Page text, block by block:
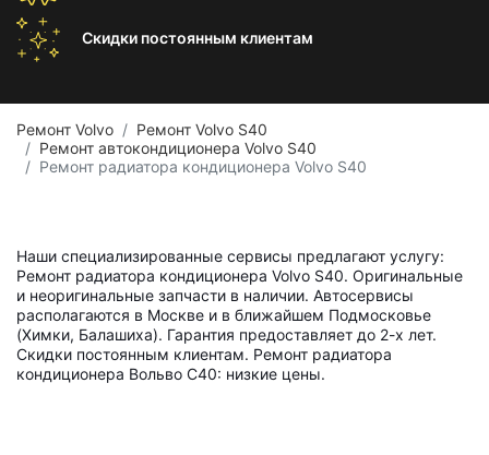
Скидки постоянным клиентам
Ремонт Volvo
Ремонт Volvo S40
Ремонт автокондиционера Volvo S40
Ремонт радиатора кондиционера Volvo S40
Наши специализированные сервисы предлагают услугу:
Ремонт радиатора кондиционера Volvo S40. Оригинальные
и неоригинальные запчасти в наличии. Автосервисы
располагаются в Москве и в ближайшем Подмосковье
(Химки, Балашиха). Гарантия предоставляет до 2-х лет.
Скидки постоянным клиентам. Ремонт радиатора
кондиционера Вольво С40: низкие цены.